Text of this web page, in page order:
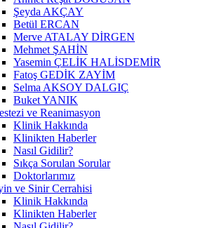
Şeyda AKÇAY
Betül ERCAN
Merve ATALAY DİRGEN
Mehmet ŞAHİN
Yasemin ÇELİK HALİSDEMİR
Fatoş GEDİK ZAYİM
Selma AKSOY DALGIÇ
Buket YANIK
ve Reanimasyon
Klinik Hakkında
Klinikten Haberler
Nasıl Gidilir?
Sıkça Sorulan Sorular
Doktorlarımız
ve Sinir Cerrahisi
Klinik Hakkında
Klinikten Haberler